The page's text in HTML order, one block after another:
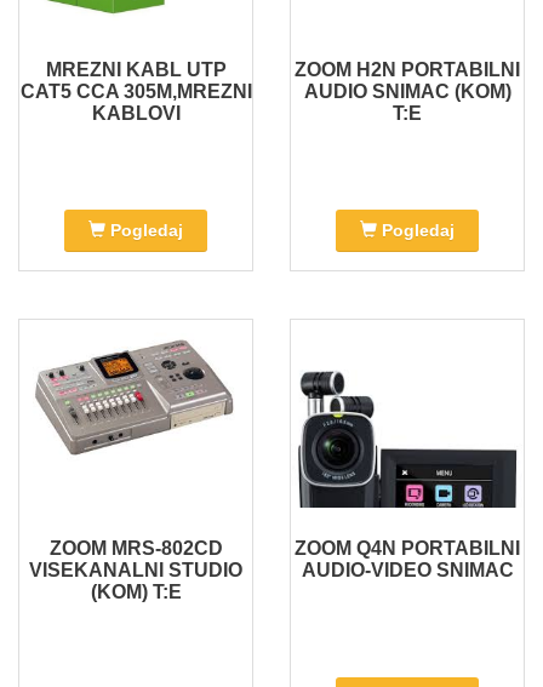
MREZNI KABL UTP
CAT5 CCA 305M,MREZNI
KABLOVI
Pogledaj
ZOOM H2N PORTABILNI
AUDIO SNIMAC (KOM)
T:E
Pogledaj
ZOOM MRS-802CD
VISEKANALNI STUDIO
(KOM) T:E
ZOOM Q4N PORTABILNI
AUDIO-VIDEO SNIMAC